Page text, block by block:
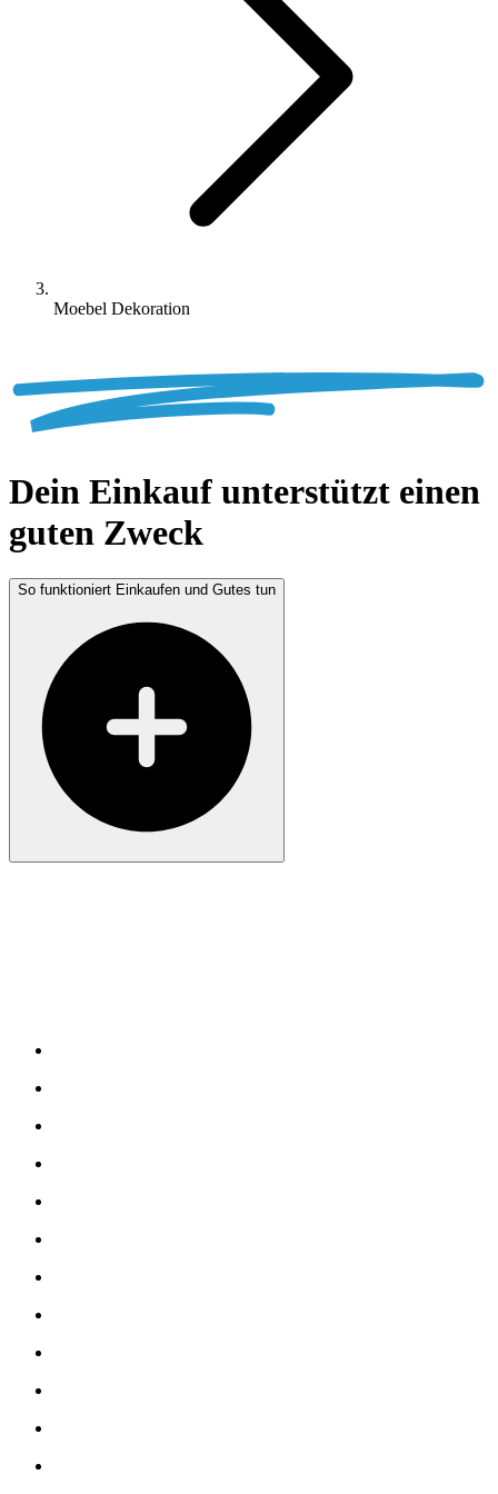
Moebel Dekoration
Dein Einkauf unterstützt einen
guten Zweck
So funktioniert Einkaufen und Gutes tun